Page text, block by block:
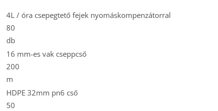
4L / óra csepegtető fejek nyomáskompenzátorral
80
db
16 mm-es vak cseppcső
200
m
HDPE 32mm pn6 cső
50